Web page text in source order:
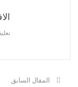
المقال السابق